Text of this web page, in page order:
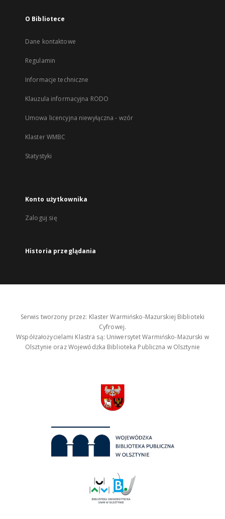
O Bibliotece
Dane kontaktowe
Regulamin
Informacje techniczne
Klauzula informacyjna RODO
Umowa licencyjna niewyłączna - wzór
Klaster WMBC
Statystyki
Konto użytkownika
Zaloguj się
Historia przeglądania
Serwis tworzony przez: Klaster Warmińsko-Mazurskiej Biblioteki
Cyfrowej.
Współzałożycielami Klastra są: Uniwersytet Warmińsko-Mazurski w
Olsztynie oraz Wojewódzka Biblioteka Publiczna w Olsztynie